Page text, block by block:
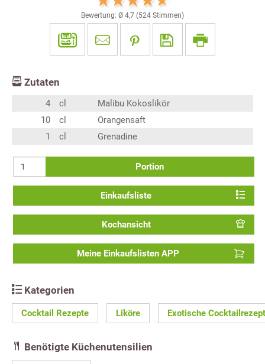
Bewertung: Ø 4,7 (524 Stimmen)
Zutaten
4 cl
Malibu Kokoslikör
10
cl
Orangensaft
1
cl Grenadine
Portion
Einkaufsliste
Kochansicht
Meine Einkaufslisten APP
Kategorien
Cocktail Rezepte Liköre Exotische
Benötigte Küchenutensilien